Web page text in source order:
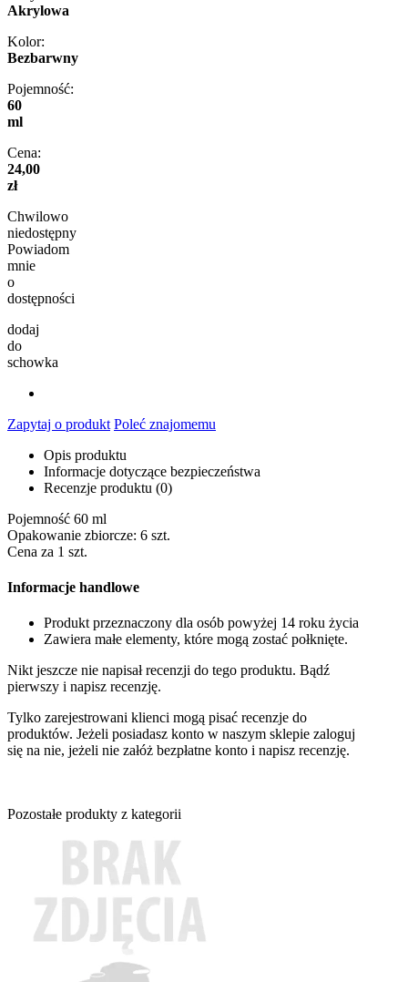
Akrylowa
Kolor:
Bezbarwny
Pojemność:
60
ml
Cena:
24,00
zł
Chwilowo
niedostępny
Powiadom
mnie
o
dostępności
dodaj
do
schowka
Zapytaj o produkt Poleć znajomemu
Opis produktu
Informacje dotyczące bezpieczeństwa
Recenzje produktu (0)
Pojemność 60 ml
Opakowanie zbiorcze: 6 szt.
Cena za 1 szt.
Informacje handlowe
Produkt przeznaczony dla osób powyżej 14 roku życia
Zawiera małe elementy, które mogą zostać połknięte.
Nikt jeszcze nie napisał recenzji do tego produktu. Bądź
pierwszy i napisz recenzję.
Tylko zarejestrowani klienci mogą pisać recenzje do
produktów. Jeżeli posiadasz konto w naszym sklepie zaloguj
się na nie, jeżeli nie załóż bezpłatne konto i napisz recenzję.
Pozostałe produkty z kategorii